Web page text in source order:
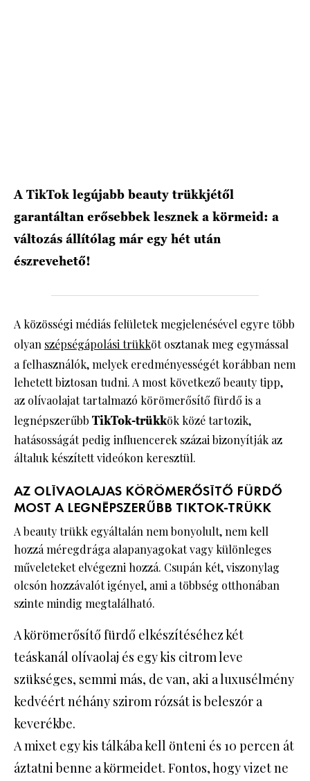
A TikTok legújabb beauty trükkjétől
garantáltan erősebbek lesznek a körmeid: a
változás állítólag már egy hét után
észrevehető!
A közösségi médiás felületek megjelenésével egyre több
olyan szépségápolási trükköt osztanak meg egymással
a felhasználók, melyek eredményességét korábban nem
lehetett biztosan tudni. A most következő beauty tipp,
az olívaolajat tartalmazó körömerősítő fürdő is a
legnépszerűbb TikTok-trükkök közé tartozik,
hatásosságát pedig influencerek százai bizonyítják az
általuk készített videókon keresztül.
AZ OLÍVAOLAJAS KÖRÖMERŐSÍTŐ FÜRDŐ
MOST A LEGNÉPSZERŰBB TIKTOK-TRÜKK
A beauty trükk egyáltalán nem bonyolult, nem kell
hozzá méregdrága alapanyagokat vagy különleges
műveleteket elvégezni hozzá. Csupán két, viszonylag
olcsón hozzávalót igényel, ami a többség otthonában
szinte mindig megtalálható.
A körömerősítő fürdő elkészítéséhez két
teáskanál olívaolaj és egy kis citrom leve
szükséges, semmi más, de van, aki a luxusélmény
kedvéért néhány szirom rózsát is beleszór a
keverékbe.
A mixet egy kis tálkába kell önteni és 10 percen át
áztatni benne a körmeidet. Fontos, hogy vizet ne